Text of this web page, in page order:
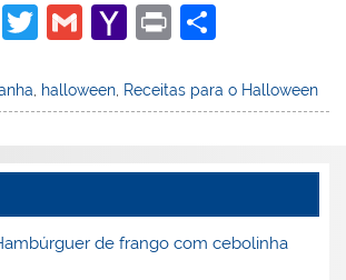
F
T
itt
G
ai
Y
h
o
ai
Pr
t
ar
halloween Receitas para o Halloween
de frango com cebolinha